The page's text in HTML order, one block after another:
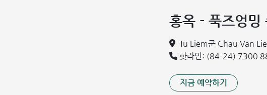
폐렴구균 예방접종은 아이에게 강력한 면
폐렴구균은 전 세계 어디에나 존재하며, 특히 2세 미만 영유아에게
홍옥 - 푹즈엉밍
Tu Liem군 Chau Van
핫라인: (84-24) 7300
지금 예약하기